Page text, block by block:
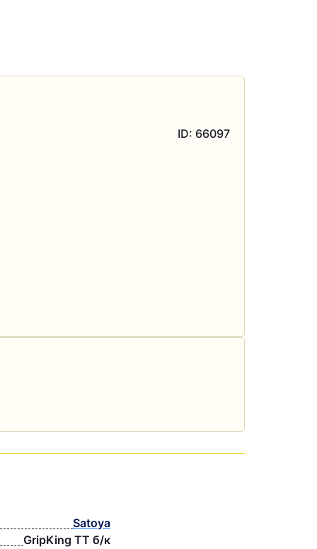
ID: 66097
Satoya
GripKing TT б/к